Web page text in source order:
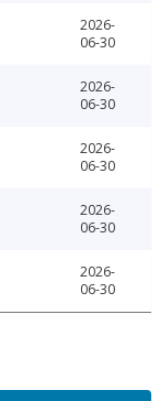
2026-
06-30
2026-
06-30
2026-
06-30
2026-
06-30
2026-
06-30